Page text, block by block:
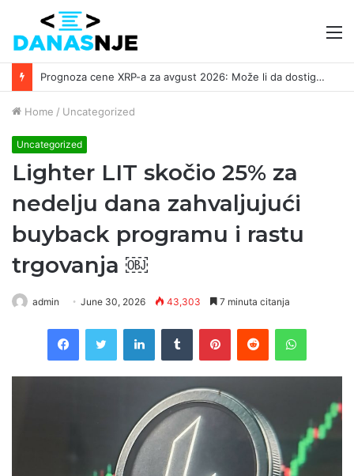
Južna Koreja traži pomoć Interpola zbog XRP prevare vredne 8,5 miliona dolara ￼
Home / Uncategorized
Uncategorized
Lighter LIT skočio 25% za
nedelju dana zahvaljujući
buyback programu i rastu
trgovanja ￼
admin June 30, 2026 43,303 7 minuta citanja
FacebookTwitter LinkedInTumblr PinterestReddit